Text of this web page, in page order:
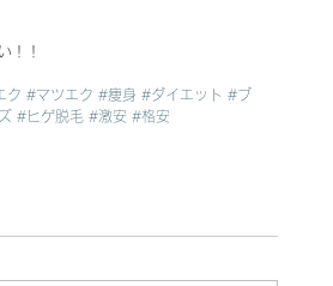
！！
ク #マツエク #痩身 #ダイエット #ブ
#ヒゲ脱毛 #激安 #格安